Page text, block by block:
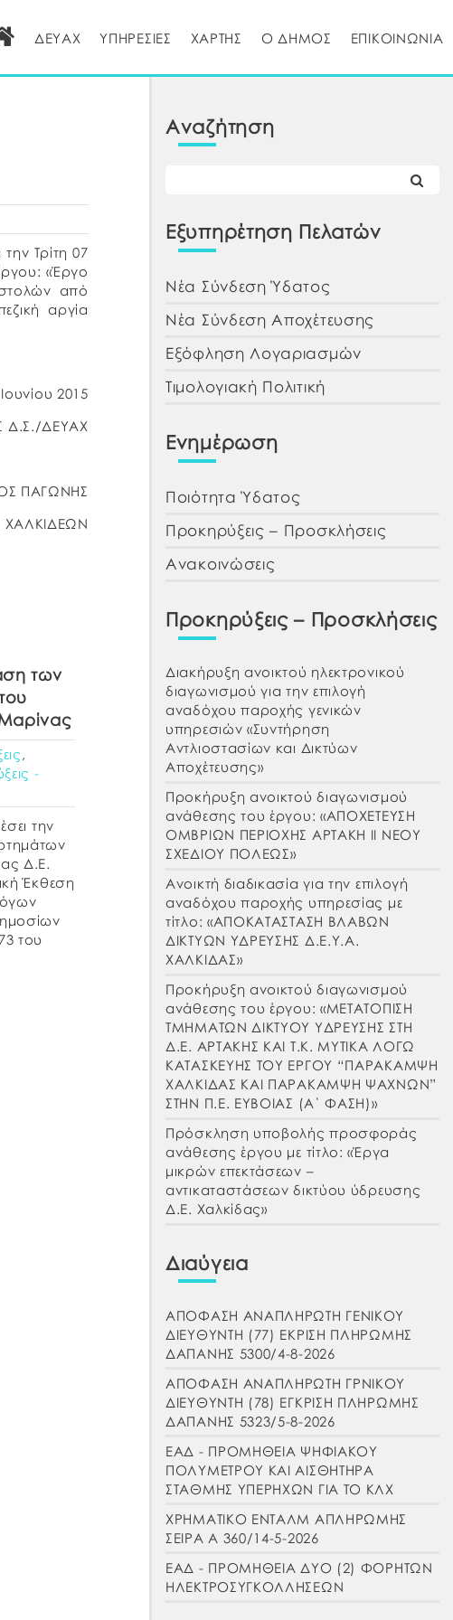
ΔΕΥΑΧ ΥΠΗΡΕΣΙΕΣ ΧΑΡΤΗΣ Ο ΔΗΜΟΣ ΕΠΙΚΟΙΝΩΝΙΑ
Τρίτη 07
«Έργο
από
αργία
2015
Δ.Σ./ΔΕΥΑΧ
ΠΑΓΩΝΗΣ
των
,
-
την
Δ.Ε.
Έκθεση
του
Αναζήτηση
Εξυπηρέτηση Πελατών
Νέα Σύνδεση Ύδατος
Νέα Σύνδεση Αποχέτευσης
Εξόφληση Λογαριασμών
Τιμολογιακή Πολιτική
Ενημέρωση
Ποιότητα Ύδατος
Προκηρύξεις – Προσκλήσεις
Ανακοινώσεις
Προκηρύξεις – Προσκλήσεις
Διακήρυξη ανοικτού ηλεκτρονικού
διαγωνισμού για την επιλογή
αναδόχου παροχής γενικών
υπηρεσιών «Συντήρηση
Αντλιοστασίων και Δικτύων
Αποχέτευσης»
Προκήρυξη ανοικτού διαγωνισμού
ανάθεσης του έργου: «ΑΠΟΧΕΤΕΥΣΗ
ΟΜΒΡΙΩΝ ΠΕΡΙΟΧΗΣ ΑΡΤΑΚΗ ΙΙ ΝΕΟΥ
ΣΧΕΔΙΟΥ ΠΟΛΕΩΣ»
Ανοικτή διαδικασία για την επιλογή
αναδόχου παροχής υπηρεσίας με
τίτλο: «ΑΠΟΚΑΤΑΣΤΑΣΗ ΒΛΑΒΩΝ
ΔΙΚΤΥΩΝ ΥΔΡΕΥΣΗΣ Δ.Ε.Υ.Α.
ΧΑΛΚΙΔΑΣ»
Προκήρυξη ανοικτού διαγωνισμού
ανάθεσης του έργου: «ΜΕΤΑΤΟΠΙΣΗ
ΤΜΗΜΑΤΩΝ ΔΙΚΤΥΟΥ ΥΔΡΕΥΣΗΣ ΣΤΗ
Δ.Ε. ΑΡΤΑΚΗΣ ΚΑΙ Τ.Κ. ΜΥΤΙΚΑ ΛΟΓΩ
ΚΑΤΑΣΚΕΥΗΣ ΤΟΥ ΕΡΓΟΥ “ΠΑΡΑΚΑΜΨΗ
ΧΑΛΚΙΔΑΣ ΚΑΙ ΠΑΡΑΚΑΜΨΗ ΨΑΧΝΩΝ”
ΣΤΗΝ Π.Ε. ΕΥΒΟΙΑΣ (Α΄ ΦΑΣΗ)»
Πρόσκληση υποβολής προσφοράς
ανάθεσης έργου με τίτλο: «Έργα
μικρών επεκτάσεων –
αντικαταστάσεων δικτύου ύδρευσης
Δ.Ε. Χαλκίδας»
Διαύγεια
ΑΠΟΦΑΣΗ ΑΝΑΠΛΗΡΩΤΗ ΓΕΝΙΚΟΥ
ΔΙΕΥΘΥΝΤΗ (77) ΕΚΡΙΣΗ ΠΛΗΡΩΜΗΣ
ΔΑΠΑΝΗΣ 5300/4-8-2026
ΑΠΟΦΑΣΗ ΑΝΑΠΛΗΡΩΤΗ ΓΡΝΙΚΟΥ
ΔΙΕΥΘΥΝΤΗ (78) ΕΓΚΡΙΣΗ ΠΛΗΡΩΜΗΣ
ΔΑΠΑΝΗΣ 5323/5-8-2026
ΕΑΔ - ΠΡΟΜΗΘΕΙΑ ΨΗΦΙΑΚΟΥ
ΠΟΛΥΜΕΤΡΟΥ ΚΑΙ ΑΙΣΘΗΤΗΡΑ
ΣΤΑΘΜΗΣ ΥΠΕΡΗΧΩΝ ΓΙΑ ΤΟ ΚΛΧ
ΧΡΗΜΑΤΙΚΟ ΕΝΤΑΛΜ ΑΠΛΗΡΩΜΗΣ
ΣΕΙΡΑ Α 360/14-5-2026
ΕΑΔ - ΠΡΟΜΗΘΕΙΑ ΔΥΟ (2) ΦΟΡΗΤΩΝ
ΗΛΕΚΤΡΟΣΥΓΚΟΛΛΗΣΕΩΝ